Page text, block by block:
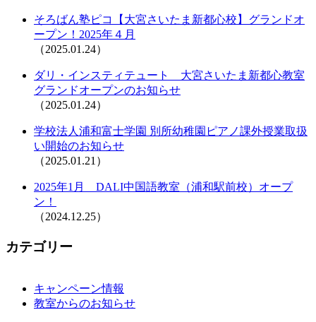
そろばん塾ピコ【大宮さいたま新都心校】グランドオ
ープン！2025年４月
（2025.01.24）
ダリ・インスティテュート 大宮さいたま新都心教室
グランドオープンのお知らせ
（2025.01.24）
学校法人浦和富士学園 別所幼稚園ピアノ課外授業取扱
い開始のお知らせ
（2025.01.21）
2025年1月 DALI中国語教室（浦和駅前校）オープ
ン！
（2024.12.25）
カテゴリー
キャンペーン情報
教室からのお知らせ